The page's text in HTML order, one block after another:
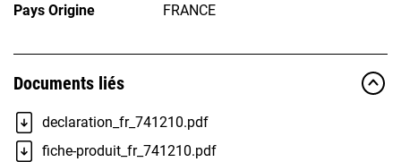
Pays Origine
FRANCE
Documents liés
declaration_fr_741210.pdf
fiche-produit_fr_741210.pdf